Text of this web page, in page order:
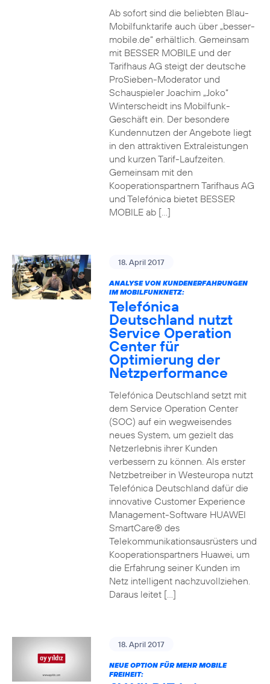
Ab sofort sind die beliebten Blau-
Mobilfunktarife auch über „besser-
mobile.de“ erhältlich. Gemeinsam
mit BESSER MOBILE und der
Tarifhaus AG steigt der deutsche
ProSieben-Moderator und
Schauspieler Joachim „Joko“
Winterscheidt ins Mobilfunk-
Geschäft ein. Der besondere
Kundennutzen der Angebote liegt
in den attraktiven Extraleistungen
und kurzen Tarif-Laufzeiten.
Gemeinsam mit den
Kooperationspartnern Tarifhaus AG
und Telefónica bietet BESSER
MOBILE ab […]
18. April 2017
ANALYSE VON KUNDENERFAHRUNGEN
IM MOBILFUNKNETZ:
Telefónica
Deutschland nutzt
Service Operation
Center für
Optimierung der
Netzperformance
Telefónica Deutschland setzt mit
dem Service Operation Center
(SOC) auf ein wegweisendes
neues System, um gezielt das
Netzerlebnis ihrer Kunden
verbessern zu können. Als erster
Netzbetreiber in Westeuropa nutzt
Telefónica Deutschland dafür die
innovative Customer Experience
Management-Software HUAWEI
SmartCare® des
Telekommunikationsausrüsters und
Kooperationspartners Huawei, um
die Erfahrung seiner Kunden im
Netz intelligent nachzuvollziehen.
Daraus leitet […]
18. April 2017
NEUE OPTION FÜR MEHR MOBILE
FREIHEIT: